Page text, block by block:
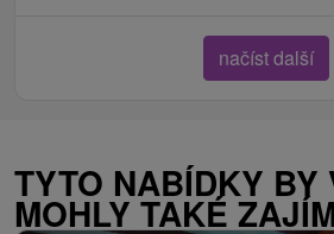
načíst další
TYTO NABÍDKY BY
MOHLY TAKÉ